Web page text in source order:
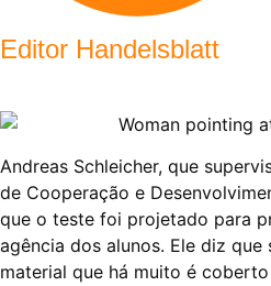
Editor Handelsblatt
Andreas Schleicher, que
de Cooperação e
que o teste foi projetado para
agência dos alunos. Ele diz
material que há muito é